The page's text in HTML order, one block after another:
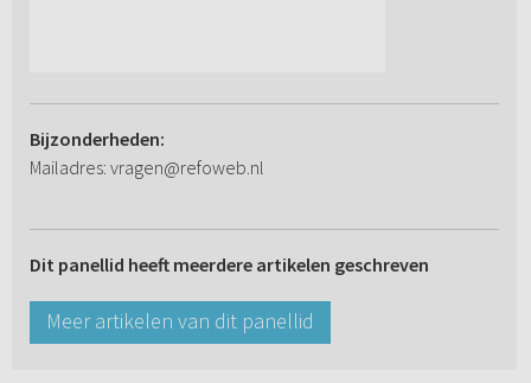
Bijzonderheden:
Mailadres: vragen@refoweb.nl
Dit panellid heeft meerdere artikelen geschreven
Meer artikelen van dit panellid